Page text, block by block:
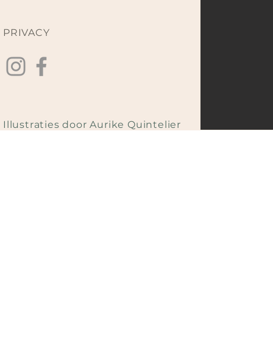
PRIVACY
Illustraties door Aurike Quintelier